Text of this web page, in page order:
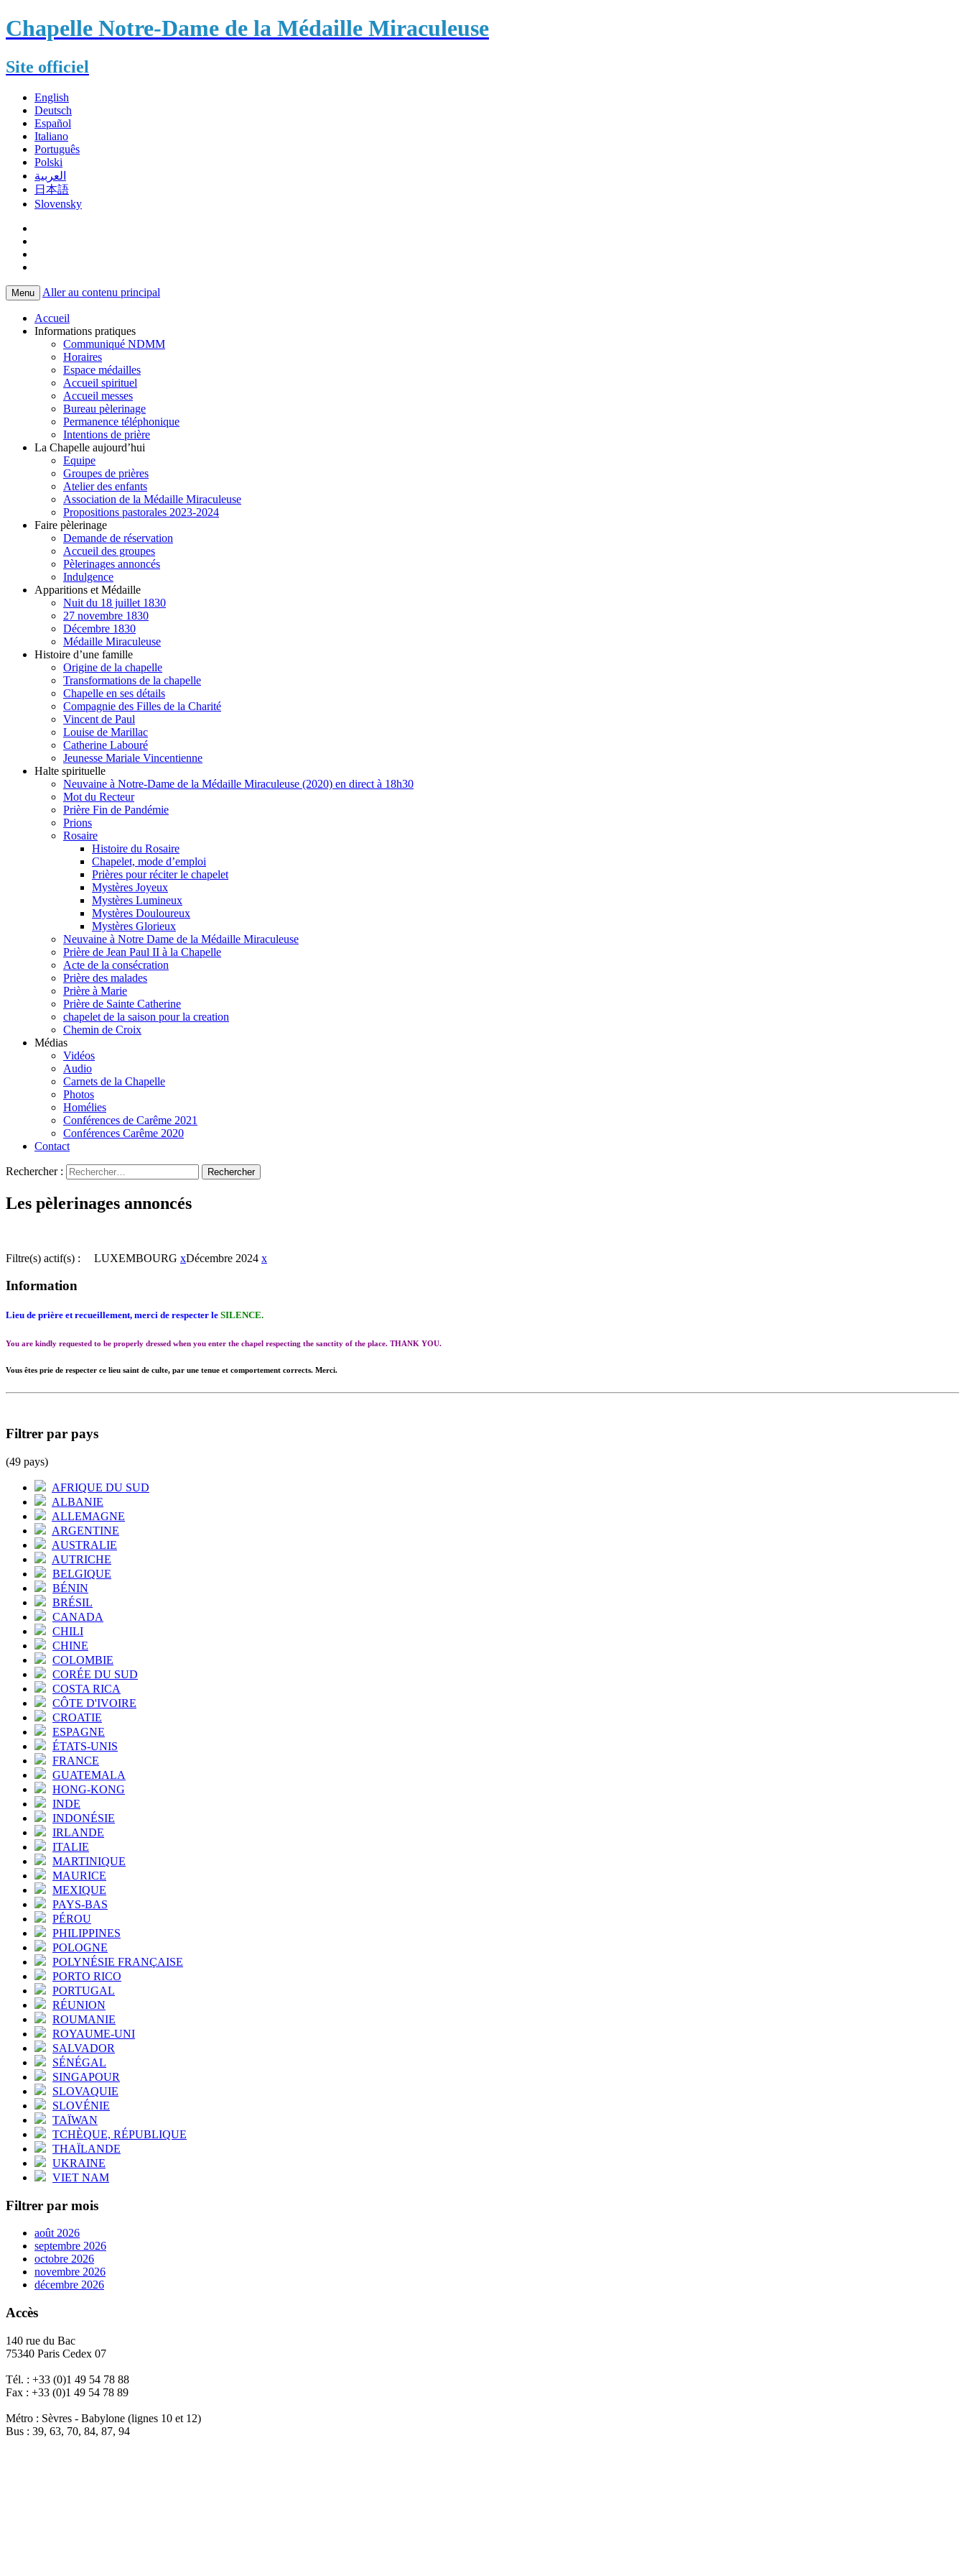
Chapelle Notre-Dame de la Médaille Miraculeuse
Site officiel
English
Deutsch
Español
Italiano
Português
Polski
العربية
日本語
Slovensky
Menu Aller au contenu principal
Accueil
Informations pratiques
Communiqué NDMM
Horaires
Espace médailles
Accueil spirituel
Accueil messes
Bureau pèlerinage
Permanence téléphonique
Intentions de prière
La Chapelle aujourd’hui
Equipe
Groupes de prières
Atelier des enfants
Association de la Médaille Miraculeuse
Propositions pastorales 2023-2024
Faire pèlerinage
Demande de réservation
Accueil des groupes
Pèlerinages annoncés
Indulgence
Apparitions et Médaille
Nuit du 18 juillet 1830
27 novembre 1830
Décembre 1830
Médaille Miraculeuse
Histoire d’une famille
Origine de la chapelle
Transformations de la chapelle
Chapelle en ses détails
Compagnie des Filles de la Charité
Vincent de Paul
Louise de Marillac
Catherine Labouré
Jeunesse Mariale Vincentienne
Halte spirituelle
Neuvaine à Notre-Dame de la Médaille Miraculeuse (2020) en direct à 18h30
Mot du Recteur
Prière Fin de Pandémie
Prions
Rosaire
Histoire du Rosaire
Chapelet, mode d’emploi
Prières pour réciter le chapelet
Mystères Joyeux
Mystères Lumineux
Mystères Douloureux
Mystères Glorieux
Neuvaine à Notre Dame de la Médaille Miraculeuse
Prière de Jean Paul II à la Chapelle
Acte de la consécration
Prière des malades
Prière à Marie
Prière de Sainte Catherine
chapelet de la saison pour la creation
Chemin de Croix
Médias
Vidéos
Audio
Carnets de la Chapelle
Photos
Homélies
Conférences de Carême 2021
Conférences Carême 2020
Contact
Rechercher :
Les pèlerinages annoncés
Filtre(s) actif(s) : LUXEMBOURG xDécembre 2024 x
Information
Lieu de prière et recueillement, merci de respecter le SILENCE.
You are kindly requested to be properly dressed when you enter the chapel respecting the sanctity of the place. THANK YOU.
Vous êtes prie de respecter ce lieu saint de culte, par une tenue et comportement corrects. Merci.
Filtrer par pays
(49 pays)
AFRIQUE DU SUD
ALBANIE
ALLEMAGNE
ARGENTINE
AUSTRALIE
AUTRICHE
BELGIQUE
BÉNIN
BRÉSIL
CANADA
CHILI
CHINE
COLOMBIE
CORÉE DU SUD
COSTA RICA
CÔTE D'IVOIRE
CROATIE
ESPAGNE
ÉTATS-UNIS
FRANCE
GUATEMALA
HONG-KONG
INDE
INDONÉSIE
IRLANDE
ITALIE
MARTINIQUE
MAURICE
MEXIQUE
PAYS-BAS
PÉROU
PHILIPPINES
POLOGNE
POLYNÉSIE FRANÇAISE
PORTO RICO
PORTUGAL
RÉUNION
ROUMANIE
ROYAUME-UNI
SALVADOR
SÉNÉGAL
SINGAPOUR
SLOVAQUIE
SLOVÉNIE
TAÏWAN
TCHÈQUE, RÉPUBLIQUE
THAÏLANDE
UKRAINE
VIET NAM
Filtrer par mois
août 2026
septembre 2026
octobre 2026
novembre 2026
décembre 2026
Accès
140 rue du Bac
75340 Paris Cedex 07
Tél. : +33 (0)1 49 54 78 88
Fax : +33 (0)1 49 54 78 89
Métro : Sèvres - Babylone (lignes 10 et 12)
Bus : 39, 63, 70, 84, 87, 94